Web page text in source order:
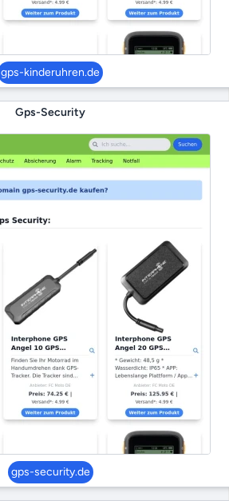
gps-kinderuhren.de
Gps-Security
gps-security.de